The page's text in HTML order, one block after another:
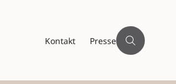
Kontakt Presse